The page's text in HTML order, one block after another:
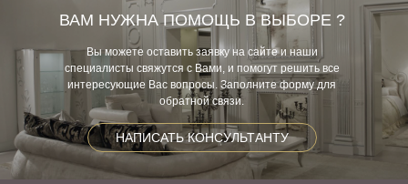
ВАМ НУЖНА ПОМОЩЬ В ВЫБОРЕ ?
Вы можете оставить заявку на сайте и наши
специалисты свяжутся с Вами, и помогут решить все
интересующие Вас вопросы. Заполните форму для
обратной связи.
НАПИСАТЬ КОНСУЛЬТАНТУ